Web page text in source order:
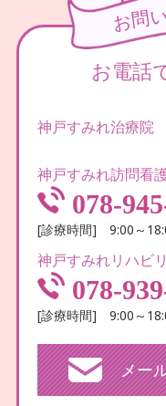
お問
お電話
神戸すみれ治療院
神戸すみれ訪問看
078-
[診療時間] 9:00～
神戸すみれリハビ
078-
[診療時間] 9:00～
メー